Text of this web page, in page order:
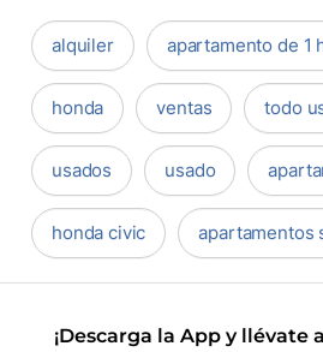
alquiler apartamento de 1
honda ventas todo
usados usado
honda civic apartamentos
¡Descarga la App y llévate